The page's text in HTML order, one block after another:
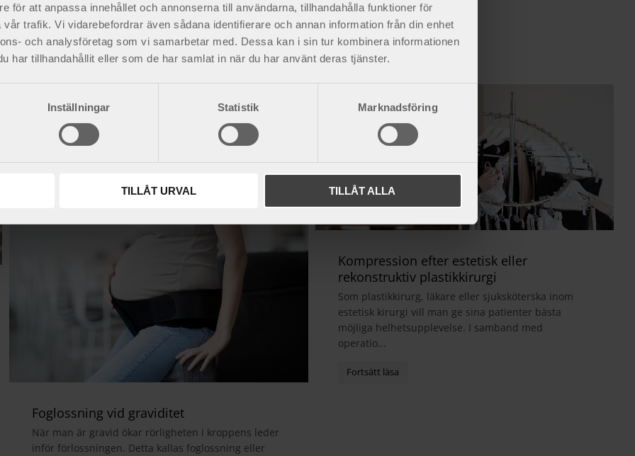
för att anpassa innehållet och annonserna till användarna, tillhandahålla funktioner för
trafik. Vi vidarebefordrar även sådana identifierare och annan information från din enhet
och analysföretag som vi samarbetar med. Dessa kan i sin tur kombinera informationen
har tillhandahållit eller som de har samlat in när du har använt deras tjänster.
Inställningar Statistik Marknadsföring
TILLÅT URVAL TILLÅT ALLA
Foglossning vid graviditet
När man är gravid ökar rörligheten i kroppens leder
inför förlossningen. Detta kallas foglossning eller
Kompression efter estetisk eller
rekonstruktiv plastikkirurgi
Som plastikkirurg, läkare eller sjuksköterska inom
estetisk kirurgi vill man ge sina patienter bästa
möjliga helhetsupplevelse. I samband med
operatio...